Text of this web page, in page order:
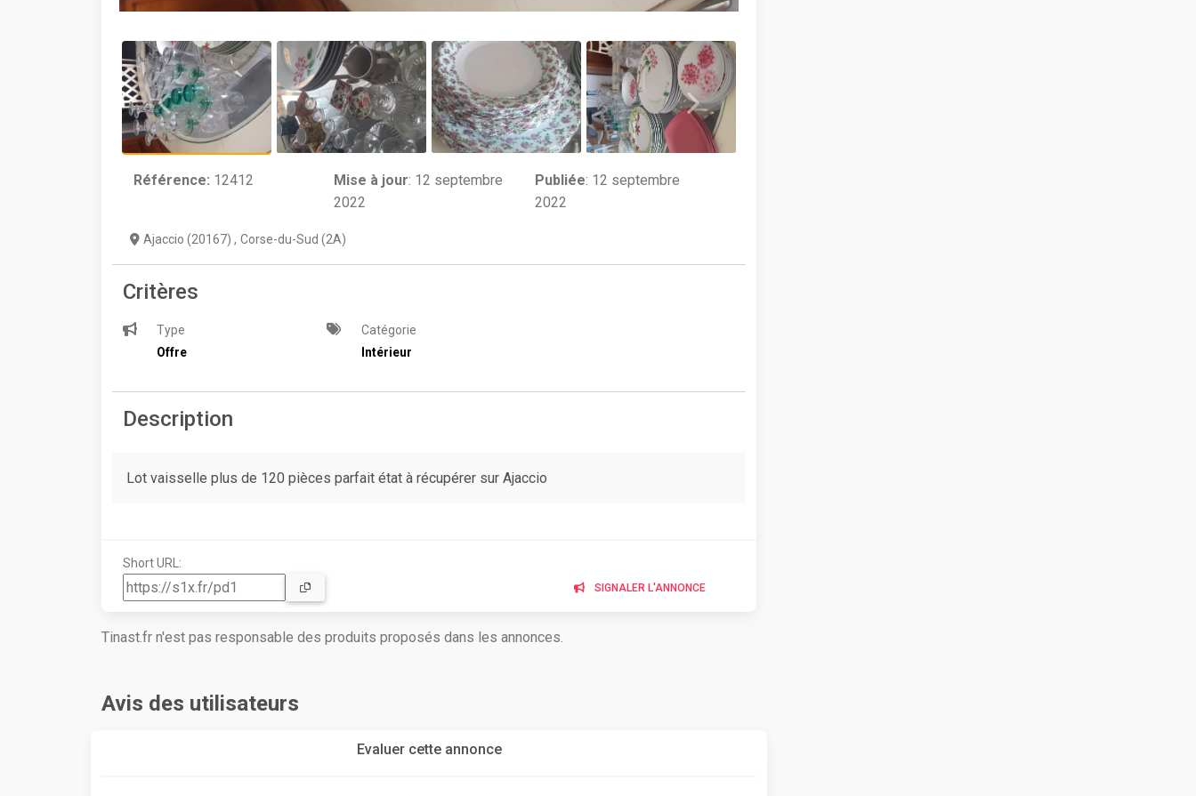
Référence: 12412 Mise à jour: 12 septembre
2022
Publiée: 12 septembre
2022
Ajaccio (20167) , Corse-du-Sud (2A)
Critères
Type
Offre
Catégorie
Intérieur
Description
Lot vaisselle plus de 120 pièces parfait état à récupérer sur Ajaccio
Short URL:
SIGNALER L'ANNONCE
Tinast.fr n'est pas responsable des produits proposés dans les annonces.
Avis des utilisateurs
Evaluer cette annonce